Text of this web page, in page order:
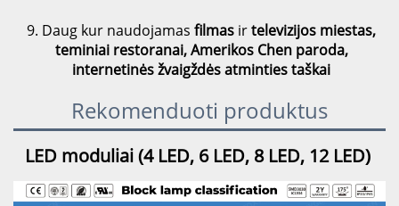
9. Daug kur naudojamas filmas irtelevizijos miestas,
teminiai restoranai, Amerikos Chen paroda,
internetinės žvaigždės atminties taškai
Rekomenduoti produktus
LED moduliai (4 LED, 6 LED, 8 LED, 12 LED)